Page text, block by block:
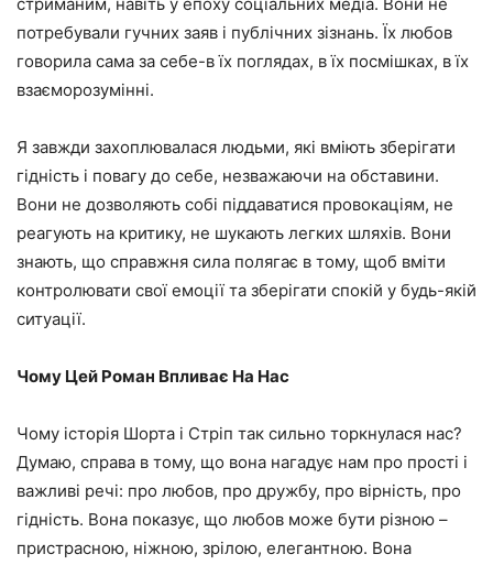
потребували гучних заяв і публічних зізнань. Їх любов
говорила сама за себе-в їх поглядах, в їх посмішках, в їх
взаєморозумінні.
Я завжди захоплювалася людьми, які вміють зберігати
гідність і повагу до себе, незважаючи на обставини.
Вони не дозволяють собі піддаватися провокаціям, не
реагують на критику, не шукають легких шляхів. Вони
знають, що справжня сила полягає в тому, щоб вміти
контролювати свої емоції та зберігати спокій у будь-якій
ситуації.
Чому Цей Роман Впливає На Нас
Чому історія Шорта і Стріп так сильно торкнулася нас?
Думаю, справа в тому, що вона нагадує нам про прості і
важливі речі: про любов, про дружбу, про вірність, про
гідність. Вона показує, що любов може бути різною –
пристрасною, ніжною, зрілою, елегантною. Вона